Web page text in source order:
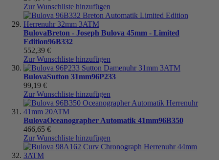
Zur Wunschliste hinzufügen
BulovaBreton - Joseph Bulova 45mm - Limited
Edition96B332
552,39 €
Zur Wunschliste hinzufügen
BulovaSutton 31mm96P233
99,19 €
Zur Wunschliste hinzufügen
BulovaOceanographer Automatik 41mm96B350
466,65 €
Zur Wunschliste hinzufügen